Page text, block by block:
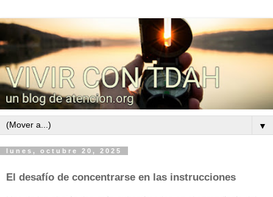
▼
lunes, octubre 20, 2025
El desafío de concentrarse en las instrucciones